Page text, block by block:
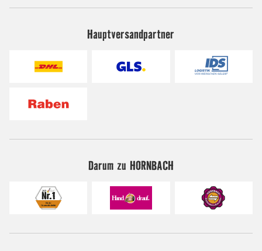
Hauptversandpartner
Darum zu HORNBACH